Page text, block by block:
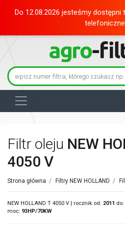
Do 12.08.2026 jesteśmy dostępni
Filtr oleju NEW
4050 V
Strona główna / Filtry NEW HOLLAND /
NEW HOLLAND T 4050 V | rocznik od: 2011 do:
moc: 93HP/70KW